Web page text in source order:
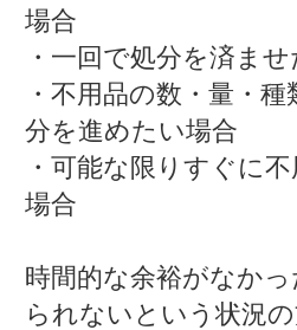
場合
・一回で処分を済ま
・不用品の数・量・
分を進めたい場合
・可能な限りすぐに
場合
時間的な余裕がなか
られないという状況